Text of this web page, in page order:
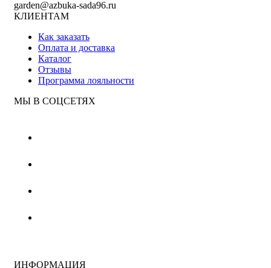
garden@azbuka-sada96.ru
КЛИЕНТАМ
Как заказать
Оплата и доставка
Каталог
Отзывы
Программа лояльности
МЫ В СОЦСЕТЯХ
ИНФОРМАЦИЯ